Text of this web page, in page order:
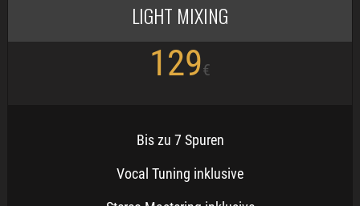
LIGHT MIXING
129€
Bis zu 7 Spuren
Vocal Tuning inklusive